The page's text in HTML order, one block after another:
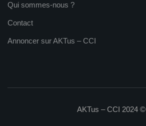
Qui sommes-nous ?
Contact
Annoncer sur AKTus – CCI
AKTus – CCI 2024 ©